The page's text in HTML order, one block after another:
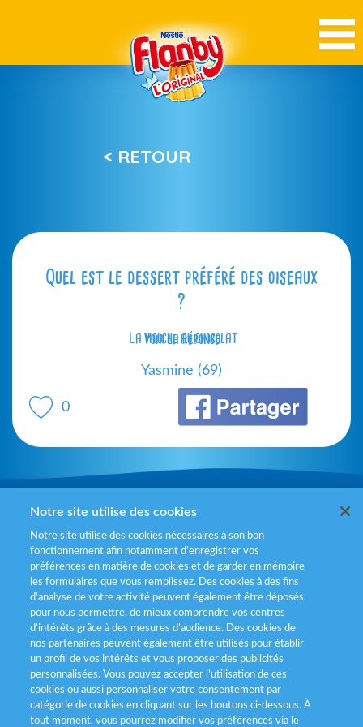
< RETOUR
Quel est le dessert préféré des oiseaux
?
Voir la réponse
La mouche au chocolat
0
Yasmine (69)
Mentions légales
Politiques de gestion des cookies
Politique données personnelles
Services consommateurs
Déclaration d’accessibilité
Notre site utilise des cookies
Notre site utilise des cookies nécessaires à son bon
fonctionnement afin notamment d’enregistrer vos
préférences en matière de cookies et de garder en mémoire
les formulaires que vous remplissez. Des cookies à des fins
d’analyse de votre activité peuvent également être déposés
pour nous permettre, de mieux comprendre vos centres
d'intérêts grâce à des mesures d’audience. Des cookies de
nos partenaires peuvent également être utilisés pour établir
un profil de vos intérêts et vous proposer des publicités
personnalisées. Vous pouvez accepter l’utilisation de ces
cookies ou aussi personnaliser votre consentement par
catégorie de cookies en cliquant sur les boutons ci-dessous. À
tout moment, vous pourrez modifier vos préférences via le